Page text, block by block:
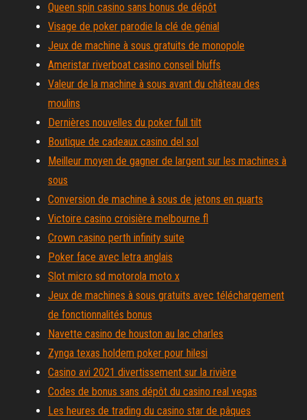
Queen spin casino sans bonus de dépôt
Visage de poker parodie la clé de génial
Jeux de machine à sous gratuits de monopole
Ameristar riverboat casino conseil bluffs
Valeur de la machine à sous avant du château des
moulins
Dernières nouvelles du poker full tilt
Boutique de cadeaux casino del sol
Meilleur moyen de gagner de largent sur les machines à
sous
Conversion de machine à sous de jetons en quarts
Victoire casino croisière melbourne fl
Crown casino perth infinity suite
Poker face avec letra anglais
Slot micro sd motorola moto x
Jeux de machines à sous gratuits avec téléchargement
de fonctionnalités bonus
Navette casino de houston au lac charles
Zynga texas holdem poker pour hilesi
Casino avi 2021 divertissement sur la rivière
Codes de bonus sans dépôt du casino real vegas
Les heures de trading du casino star de pâques